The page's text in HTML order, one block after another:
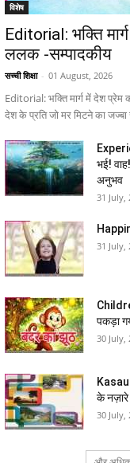
विशेष
Editorial: भक्ति
ललक -सम्पादकीय
सच्ची शिक्षा - 01 August, 2026
Editorial: भक्ति मार्ग में देश
देश के प्रति जो मर मिटने का
भई!
अनुभव
31 July,
31 July,
पकड़ा
30 July,
के नज़ारे
30 July,